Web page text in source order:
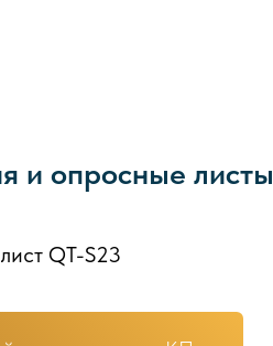
и опросные листы
QT-S23